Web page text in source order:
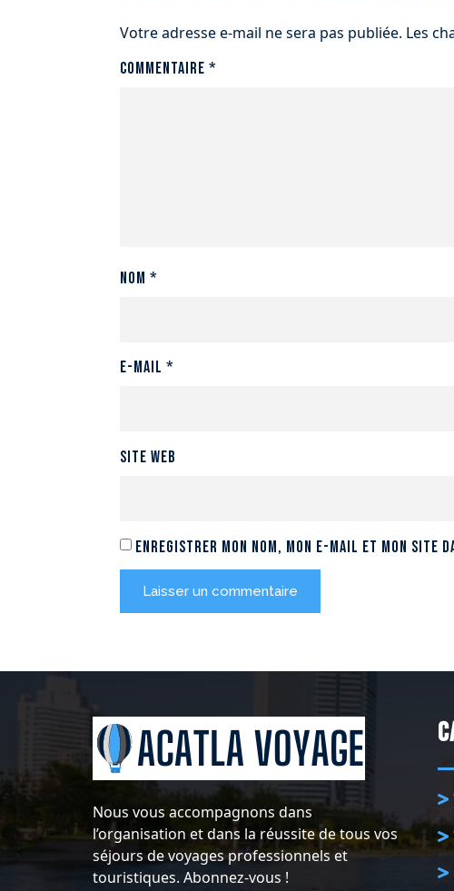
Votre adresse e-mail ne sera pas publiée. Les
Commentaire *
Nom *
E-mail *
Site web
Enregistrer mon nom, mon e-mail et mon site
Nous vous accompagnons dans
l’organisation et dans la réussite de tous vos
séjours de voyages professionnels et
touristiques. Abonnez-vous !